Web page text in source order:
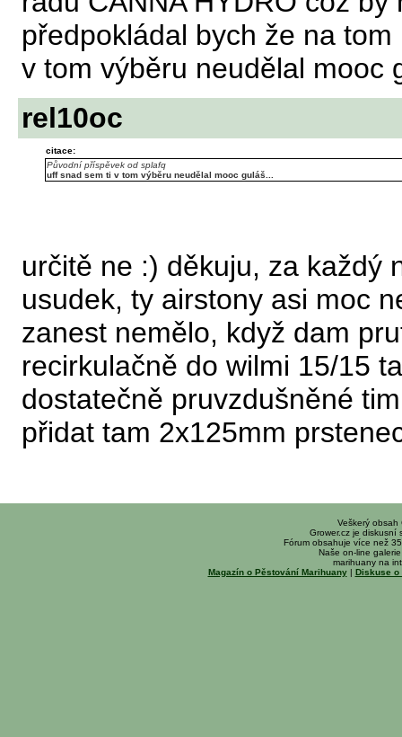
předpokládal bych že na
v tom výběru neudělal mooc
rel10oc
citace:
Původní příspěvek od splafq
uff snad sem ti v tom výběru neudělal mooc guláš...
určitě ne :) děkuju, za každý
usudek, ty airstony asi moc
zanest nemělo, když dam
recirkulačně do wilmi 15/15
dostatečně pruvzdušněné
přidat tam 2x125mm
Veškerý obsah
Grower.cz je diskusní
Fórum obsahuje více než
Naše on-line
marihuany na
Magazín o Pěstování Marihuany| Diskuse o